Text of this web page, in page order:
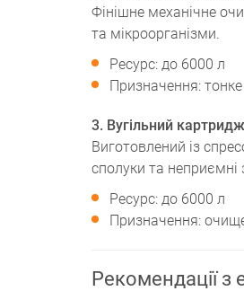
Фінішне механічне
та мікроорганізми.
Ресурс: до 6000 л
Призначення:
3. Вугільний
Виготовлений із
сполуки та неприємні
Ресурс: до 6000 л
Призначення:
Рекомендації з